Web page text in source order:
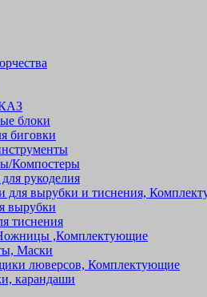
блоки
биговки
Компостеры
рукоделия
вырубки и тиснения,
вырубки
тиснения
,Комплектующие
Маски
люверсов, Комплектующие
карандаши